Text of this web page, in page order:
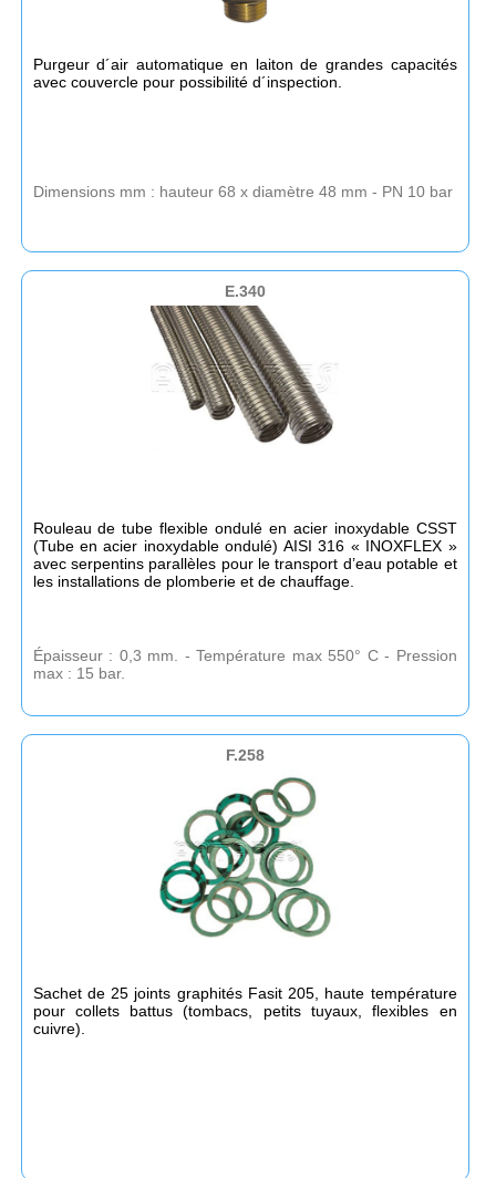
Purgeur d´air automatique en laiton de grandes capacités
avec couvercle pour possibilité d´inspection.
Dimensions mm : hauteur 68 x diamètre 48 mm - PN 10 bar
E.340
Rouleau de tube flexible ondulé en acier inoxydable CSST
(Tube en acier inoxydable ondulé) AISI 316 « INOXFLEX »
avec serpentins parallèles pour le transport d’eau potable et
les installations de plomberie et de chauffage.
Épaisseur : 0,3 mm. - Température max 550° C - Pression
max : 15 bar.
F.258
Sachet de 25 joints graphités Fasit 205, haute température
pour collets battus (tombacs, petits tuyaux, flexibles en
cuivre).